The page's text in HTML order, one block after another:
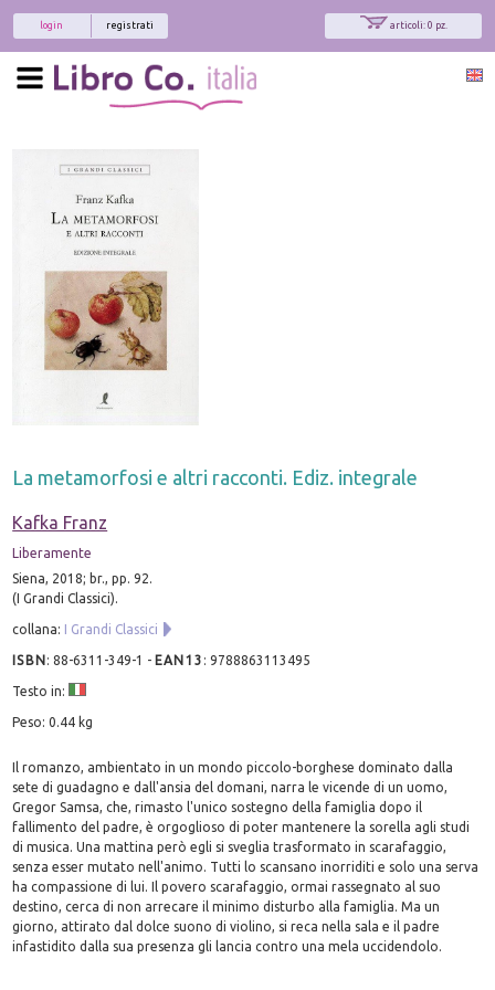
articoli: 0 pz.
registrati
login
La metamorfosi e altri racconti. Ediz. integrale
Kafka Franz
Liberamente
Siena, 2018; br., pp. 92.
(I Grandi Classici).
collana: I Grandi Classici
ISBN:88-6311-349-1 - EAN13 :9788863113495
Testo in:
Peso: 0.44 kg
Il romanzo, ambientato in un mondo piccolo-borghese dominato dalla
sete di guadagno e dall'ansia del domani, narra le vicende di un uomo,
Gregor Samsa, che, rimasto l'unico sostegno della famiglia dopo il
fallimento del padre, è orgoglioso di poter mantenere la sorella agli studi
di musica. Una mattina però egli si sveglia trasformato in scarafaggio,
senza esser mutato nell'animo. Tutti lo scansano inorriditi e solo una serva
ha compassione di lui. Il povero scarafaggio, ormai rassegnato al suo
destino, cerca di non arrecare il minimo disturbo alla famiglia. Ma un
giorno, attirato dal dolce suono di violino, si reca nella sala e il padre
infastidito dalla sua presenza gli lancia contro una mela uccidendolo.